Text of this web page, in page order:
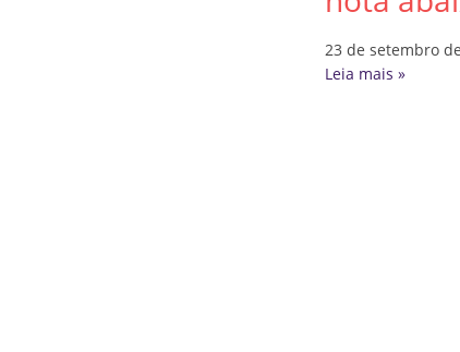
23 de setembro
Leia mais »